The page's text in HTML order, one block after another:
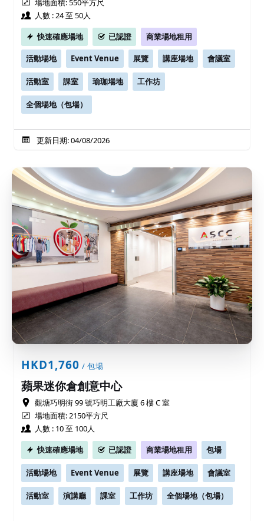
場地面積: 550平方尺
人數 : 24 至 50人
快速確應場地
已認證 商業場地租用
活動場地 Event Venue 展覽 講座場地 會議室
活動室 課室 瑜珈場地 工作坊
全個場地（包場）
更新日期: 04/08/2026
HKD1,760 / 包場
蘋果迷你倉創意中心
觀塘巧明街 99 號巧明工廠大廈 6 樓 C 室
場地面積: 2150平方尺
人數 : 10 至 100人
快速確應場地
已認證 商業場地租用 包場
活動場地 Event Venue 展覽 講座場地 會議室
活動室 演講廳 課室 工作坊 全個場地（包場）